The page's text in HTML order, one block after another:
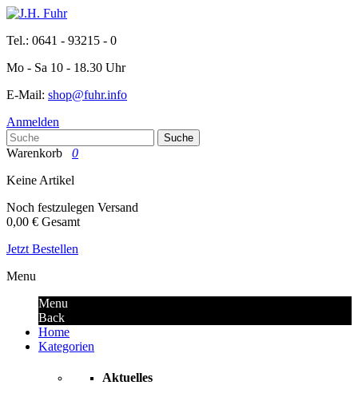
Tel.: 0641 - 93215 - 0
Mo - Sa 10 - 18.30 Uhr
E-Mail: shop@fuhr.info
Anmelden
Suche
Warenkorb
0
Keine Artikel
Noch festzulegen Versand
0,00 € Gesamt
Jetzt Bestellen
Menu
Menu
Back
Home
Kategorien
Aktuelles